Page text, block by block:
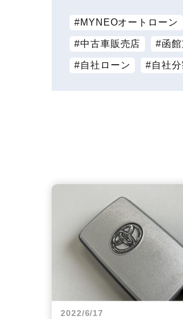
MYNEOオートローン
中古車販売店 函
自社ローン 自社分
2022/6/17